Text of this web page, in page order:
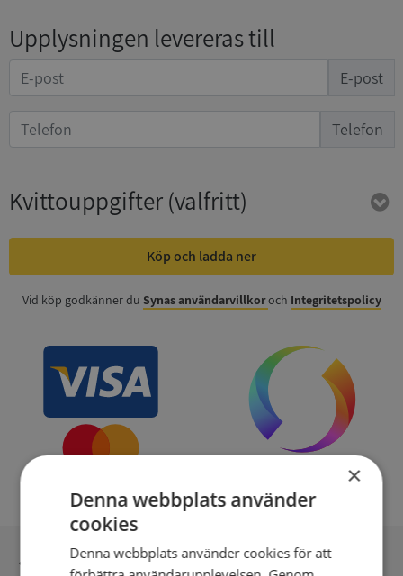
Upplysningen levereras till
E-post
Telefon
Kvittouppgifter(valfritt)
Köp och ladda ner
Vid köp godkänner du Synas användarvillkoroch Integritetspolicy
Inga kopior till omfrågad
×
Denna webbplats använder
cookies
Denna webbplats använder cookies för att